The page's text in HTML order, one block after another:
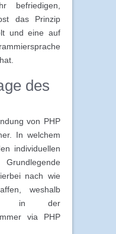
befriedigen,
das Prinzip
und eine auf
des
von PHP
In welchem
individuellen
nach wie
weshalb
in der
via PHP